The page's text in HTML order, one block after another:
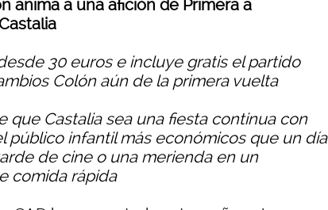
anima a una afición de Primera a
30 euros e incluye gratis el partido
Colón aún de la primera vuelta
que Castalia sea una fiesta continua con
público infantil más económicos que un día
de cine o una merienda en un
comida rápida